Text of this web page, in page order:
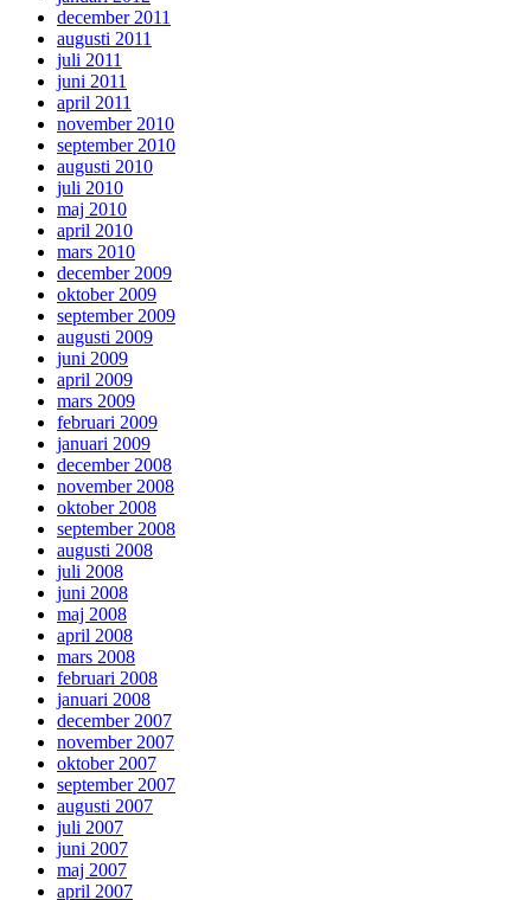
december 2011
augusti 2011
juli 2011
juni 2011
april 2011
november 2010
september 2010
augusti 2010
juli 2010
maj 2010
april 2010
mars 2010
december 2009
oktober 2009
september 2009
augusti 2009
juni 2009
april 2009
mars 2009
februari 2009
januari 2009
december 2008
november 2008
oktober 2008
september 2008
augusti 2008
juli 2008
juni 2008
maj 2008
april 2008
mars 2008
februari 2008
januari 2008
december 2007
november 2007
oktober 2007
september 2007
augusti 2007
juli 2007
juni 2007
maj 2007
april 2007